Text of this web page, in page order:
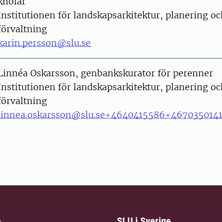
för landskapsarkitektur, planering
Oskarsson, genbankskurator för perenner
för landskapsarkitektur, planering
+4640415586